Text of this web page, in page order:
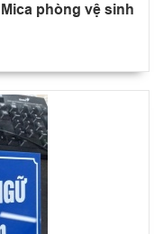
phòng vệ sinh